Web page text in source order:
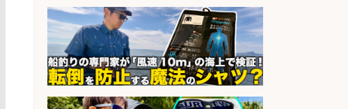
sponsored by 求人ボックス
日払いOKで即日収入/営業事務/沼津
市足高の釣り具メーカーで受注処
理・見積作成の営業事務/服装髪色
ネイル自由・マニュアル完備で未経